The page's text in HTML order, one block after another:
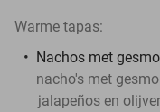
Warme tapas:
Nachos met
nacho's met
jalapeños en